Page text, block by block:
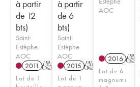
à partir
de 12
bts)
Saint-
Estèphe
AOC
2011 T
Lot de 1
à partir
de 6
bts)
Saint-
Estèphe
AOC
2015 T
Lot de 1
AOC
2016 T
Lot de 6
magnums